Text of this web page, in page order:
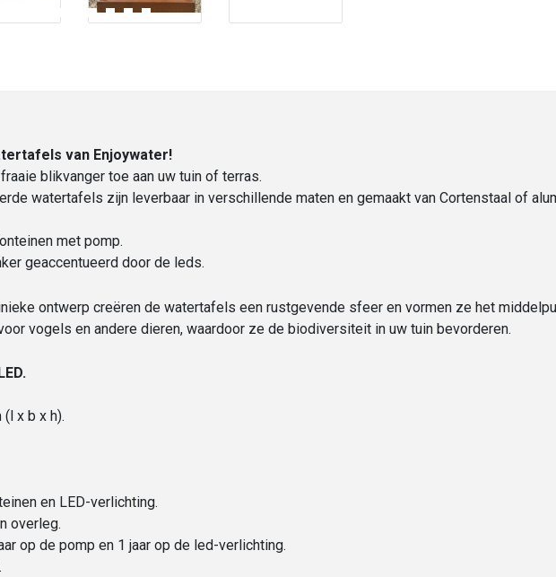
van Enjoywater!
blikvanger toe aan uw tuin of terras.
watertafels zijn leverbaar in verschillende maten en gemaakt van Cortenstaal of
met pomp.
geaccentueerd door de leds.
ontwerp creëren de watertafels een rustgevende sfeer en vormen ze het
vogels en andere dieren, waardoor ze de biodiversiteit in uw tuin bevorderen.
x b x h).
en LED-verlichting.
overleg.
op de pomp en 1 jaar op de led-verlichting.